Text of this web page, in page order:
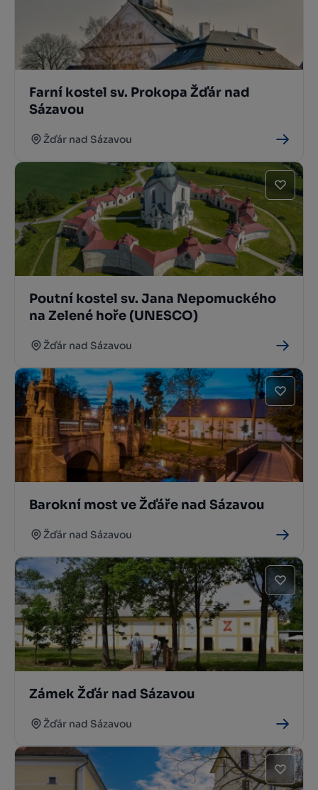
Farní kostel sv. Prokopa Žďár nad
Sázavou
Žďár nad Sázavou
Poutní kostel sv. Jana Nepomuckého
na Zelené hoře (UNESCO)
Žďár nad Sázavou
Barokní most ve Žďáře nad Sázavou
Žďár nad Sázavou
Zámek Žďár nad Sázavou
Žďár nad Sázavou